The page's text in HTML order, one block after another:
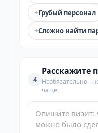
+Грубый персонал
+Сложно найти
4
Расскажите
Необязательно -
чаще